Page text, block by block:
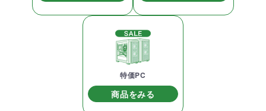
特価PC
商品をみる